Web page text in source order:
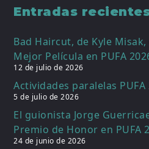
Entradas
Bad Haircut, de Kyle
Mejor Película en PUFA
12 de julio de 2026
Actividades paralelas PUFA
5 de julio de 2026
El guionista Jorge
Premio de Honor en PUFA
24 de junio de 2026